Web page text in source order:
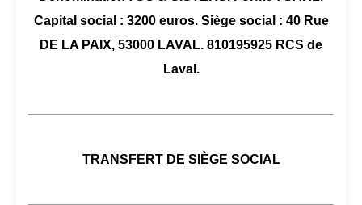
Capital social : 3200 euros. Siège social : 40 Rue
DE LA PAIX, 53000 LAVAL. 810195925 RCS de
Laval.
TRANSFERT DE SIÈGE SOCIAL